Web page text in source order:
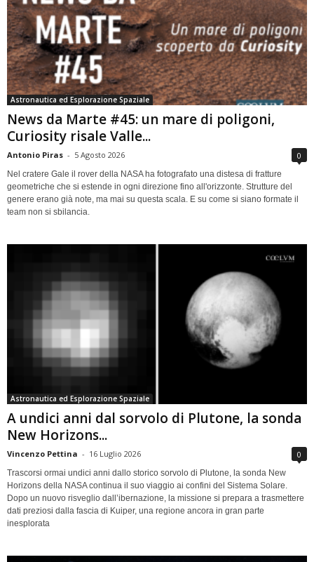
Astronautica ed Esplorazione Spaziale
News da Marte #45: un mare di poligoni,
Curiosity risale Valle...
Antonio Piras - 5 Agosto 2026 0
Nel cratere Gale il rover della NASA ha fotografato una distesa di fratture
geometriche che si estende in ogni direzione fino all'orizzonte. Strutture del
genere erano già note, ma mai su questa scala. E su come si siano formate il
team non si sbilancia.
Astronautica ed Esplorazione Spaziale
A undici anni dal sorvolo di Plutone, la sonda
New Horizons...
Vincenzo Pettina - 16 Luglio 2026 0
Trascorsi ormai undici anni dallo storico sorvolo di Plutone, la sonda New
Horizons della NASA continua il suo viaggio ai confini del Sistema Solare.
Dopo un nuovo risveglio dall’ibernazione, la missione si prepara a trasmettere
dati preziosi dalla fascia di Kuiper, una regione ancora in gran parte
inesplorata